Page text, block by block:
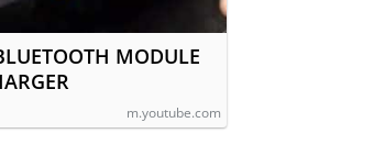
MODULE
m.youtube.com